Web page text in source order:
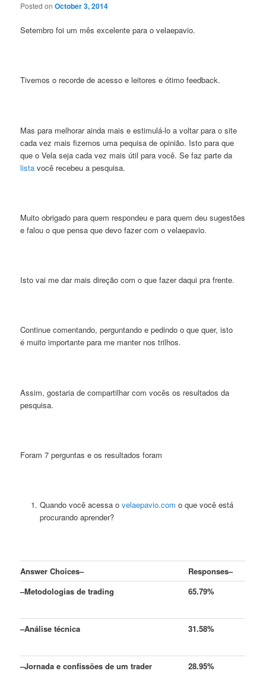
Posted onOctober 3, 2014
Setembro foi um mês excelente para o velaepavio.
Tivemos o recorde de acesso e leitores e ótimo feedback.
Mas para melhorar ainda mais e estimulá-lo a voltar para o site
cada vez mais fizemos uma pequisa de opinião. Isto para que
que o Vela seja cada vez mais útil para você. Se faz parte da
lista você recebeu a pesquisa.
Muito obrigado para quem respondeu e para quem deu sugestões
e falou o que pensa que devo fazer com o velaepavio.
Isto vai me dar mais direção com o que fazer daqui pra frente.
Continue comentando, perguntando e pedindo o que quer, isto
é muito importante para me manter nos trilhos.
Assim, gostaria de compartilhar com vocês os resultados da
pesquisa.
Foram 7 perguntas e os resultados foram
Quando você acessa o velaepavio.com o que você está
procurando aprender?
Answer Choices– Responses–
–Metodologias de trading 65.79%
–Análise técnica 31.58%
–Jornada e confissões de um trader 28.95%